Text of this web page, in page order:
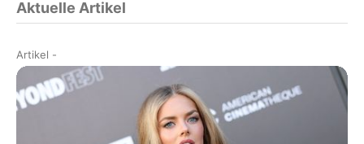
Aktuelle Artikel
Artikel -